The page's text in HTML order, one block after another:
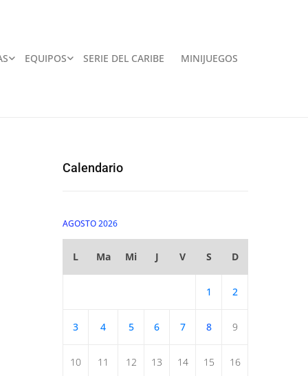
EQUIPOS SERIE DEL CARIBE MINIJUEGOS
Calendario
AGOSTO 2026
L Ma Mi J V S D
1 2
3 4 5 6 7 8 9
10 11 12 13 14 15 16